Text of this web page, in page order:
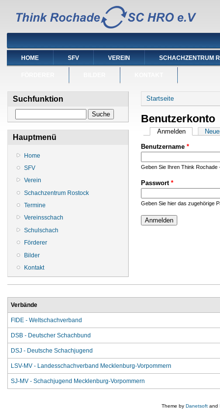
HOME SFV VEREIN SCHACHZENTRUM
Suchfunktion
Hauptmenü
Home
SFV
Verein
Schachzentrum Rostock
Termine
Vereinsschach
Schulschach
Förderer
Bilder
Kontakt
Sie sind hier
Startseite
Benutzerkonto
Haupt-Reiter
Anmelden(aktiver
Benutzername *
Geben Sie Ihren Think Rochade
Passwort *
Geben Sie hier das zugehörige
Verbände
FIDE - Weltschachverband
DSB - Deutscher Schachbund
DSJ - Deutsche Schachjugend
LSV-MV - Landesschachverband Mecklenburg-Vorpommern
SJ-MV - Schachjugend Mecklenburg-Vorpommern
Theme by Danetsoft and